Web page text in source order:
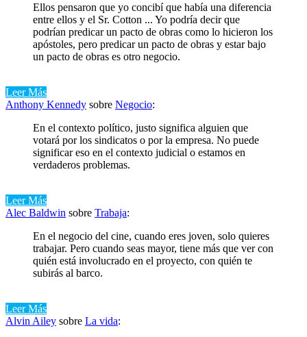
Ellos pensaron que yo concibí que había una diferencia
entre ellos y el Sr. Cotton ... Yo podría decir que
podrían predicar un pacto de obras como lo hicieron los
apóstoles, pero predicar un pacto de obras y estar bajo
un pacto de obras es otro negocio.
Leer Más
Anthony Kennedy sobre Negocio:
En el contexto político, justo significa alguien que
votará por los sindicatos o por la empresa. No puede
significar eso en el contexto judicial o estamos en
verdaderos problemas.
Leer Más
Alec Baldwin sobre Trabaja:
En el negocio del cine, cuando eres joven, solo quieres
trabajar. Pero cuando seas mayor, tiene más que ver con
quién está involucrado en el proyecto, con quién te
subirás al barco.
Leer Más
Alvin Ailey sobre La vida: